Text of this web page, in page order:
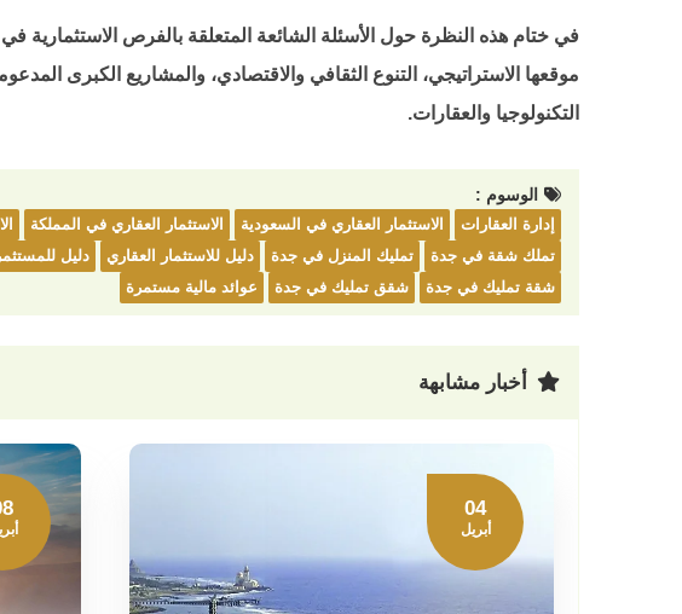
في ختام هذه النظرة حول الأسئلة الشائعة المتعلقة بالفرص الاستثمارية
موقعها الاستراتيجي، التنوع الثقافي والاقتصادي، والمشاريع الكبرى
التكنولوجيا والعقارات.
الوسوم :
إدارة العقارات الاستثمار العقاري في السعودية الاستثمار العقاري في المملكة
تملك شقة في جدة
تمليك المنزل في جدة دليل للاستثمار العقاري دليل
شقة تمليك في جدة
شقق تمليك في جدة عوائد مالية مستمرة
أخبار مشابهة
04
أبريل